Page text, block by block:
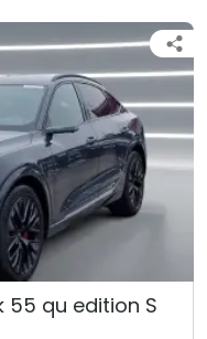
55 qu edition S